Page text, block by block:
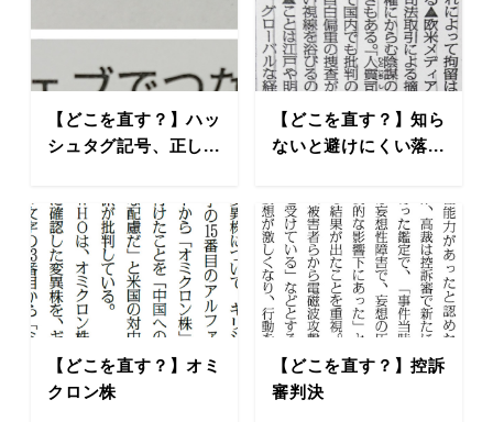
【どこを直す？】ハッ
シュタグ記号、正し...
【どこを直す？】知ら
ないと避けにくい落...
【どこを直す？】オミ
クロン株
【どこを直す？】控訴
審判決